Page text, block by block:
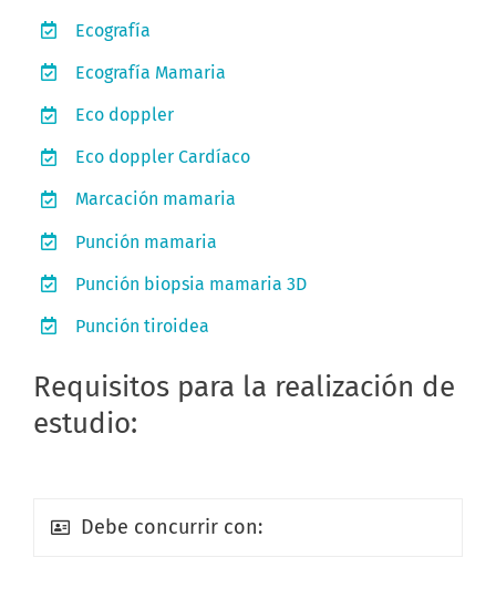
Ecografía
Ecografía Mamaria
Eco doppler
Eco doppler Cardíaco
Marcación mamaria
Punción mamaria
Punción biopsia mamaria 3D
Punción tiroidea
Requisitos para la realización de
estudio:
Debe concurrir con: